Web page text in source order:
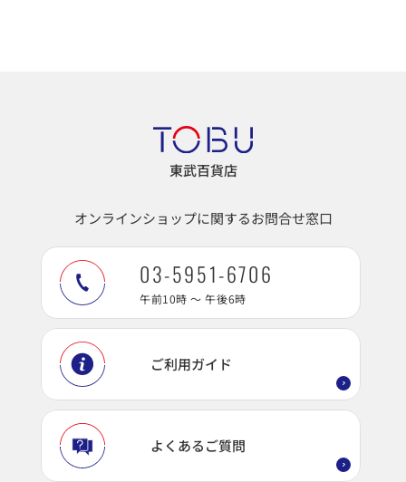
東武百貨店
オンラインショップに関するお問合せ窓口
03-5951-6706
午前10時 ～ 午後6時
ご利用ガイド
よくあるご質問